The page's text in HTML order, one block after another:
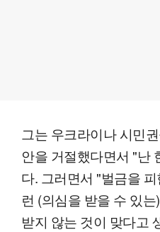
그는 우크라이나 시민
안을 거절했다면서 "난
다. 그러면서 "벌금을
런 (의심을 받을 수 있
받지 않는 것이 맞다고